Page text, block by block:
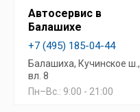
Автосервис в
Балашихе
+7 (495) 185-04-44
Балашиха, Кучинское ш.,
вл. 8
Пн–Вс.: 9:00 - 21:00